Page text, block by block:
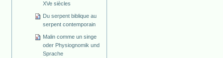
XVe siècles
Du serpent biblique au
serpent contemporain
Malin comme un singe
oder Physiognomik und
Sprache